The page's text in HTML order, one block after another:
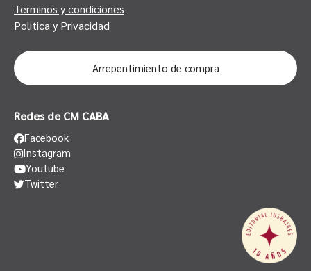
Terminos y condiciones
Politica y Privacidad
Arrepentimiento de compra
Redes de CM CABA
Facebook
Instagram
Youtube
Twitter